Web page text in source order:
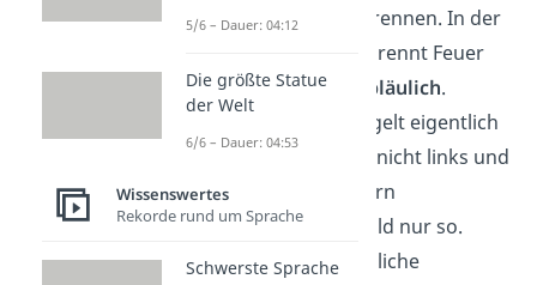
Gase Partikel verbrennen. In der
Schwerelosigkeit brennt Feuer
kugelförmig und bläulich.
🪞 Ein Spiegel spiegelt eigentlich
, nicht links und
rechts. Unser Gehirn
interpretiert das Bild nur so.
🌡️ Die kälteste mögliche
5/6 – Dauer: 04:12
Die größte Statue
der Welt
6/6 – Dauer: 04:53
Wissenswertes
Rekorde rund um Sprache
Schwerste Sprache